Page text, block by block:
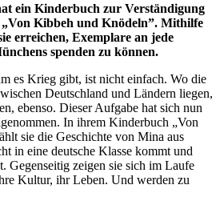
ein Kinderbuch zur Verständigung
Kibbeh und Knödeln”. Mithilfe
erreichen, Exemplare an jede
spenden zu können.
es Krieg gibt, ist nicht einfach. Wo die
Deutschland und Ländern liegen,
ebenso. Dieser Aufgabe hat sich nun
In ihrem Kinderbuch „Von
sie die Geschichte von Mina aus
in eine deutsche Klasse kommt und
Gegenseitig zeigen sie sich im Laufe
Kultur, ihr Leben. Und werden zu